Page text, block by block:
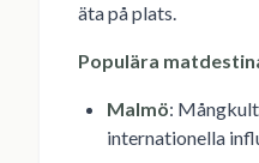
äta på plats.
Populära
Malmö:
internationella